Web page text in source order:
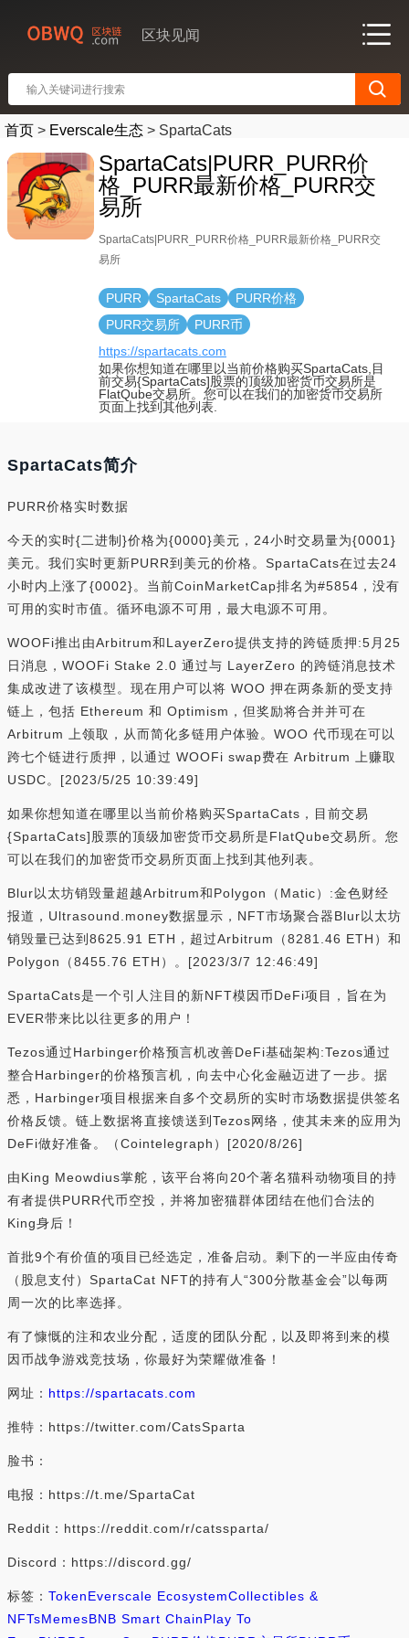
区块见闻
首页 > Everscale生态 > SpartaCats
SpartaCats|PURR_PURR价
格_PURR最新价格_PURR交
易所
SpartaCats|PURR_PURR价格_PURR最新价格_PURR交
易所
PURR SpartaCats
PURR价格
PURR交易所
PURR币
https://spartacats.com
如果你想知道在哪里以当前价格购买SpartaCats,目
前交易{SpartaCats]股票的顶级加密货币交易所是
FlatQube交易所。您可以在我们的加密货币交易所
页面上找到其他列表.
SpartaCats简介
PURR价格实时数据
今天的实时{二进制}价格为{0000}美元，24小时交易量为{0001}
美元。我们实时更新PURR到美元的价格。SpartaCats在过去24
小时内上涨了{0002}。当前CoinMarketCap排名为#5854，没有
可用的实时市值。循环电源不可用，最大电源不可用。
WOOFi推出由Arbitrum和LayerZero提供支持的跨链质押:5月25
日消息，WOOFi Stake 2.0 通过与 LayerZero 的跨链消息技术
集成改进了该模型。现在用户可以将 WOO 押在两条新的受支持
链上，包括 Ethereum 和 Optimism，但奖励将合并并可在
Arbitrum 上领取，从而简化多链用户体验。WOO 代币现在可以
跨七个链进行质押，以通过 WOOFi swap费在 Arbitrum 上赚取
USDC。[2023/5/25 10:39:49]
如果你想知道在哪里以当前价格购买SpartaCats，目前交易
{SpartaCats]股票的顶级加密货币交易所是FlatQube交易所。您
可以在我们的加密货币交易所页面上找到其他列表。
Blur以太坊销毁量超越Arbitrum和Polygon（Matic）:金色财经
报道，Ultrasound.money数据显示，NFT市场聚合器Blur以太坊
销毁量已达到8625.91 ETH，超过Arbitrum（8281.46 ETH）和
Polygon（8455.76 ETH）。[2023/3/7 12:46:49]
SpartaCats是一个引人注目的新NFT模因币DeFi项目，旨在为
EVER带来比以往更多的用户！
Tezos通过Harbinger价格预言机改善DeFi基础架构:Tezos通过
整合Harbinger的价格预言机，向去中心化金融迈进了一步。据
悉，Harbinger项目根据来自多个交易所的实时市场数据提供签名
价格反馈。链上数据将直接馈送到Tezos网络，使其未来的应用为
DeFi做好准备。（Cointelegraph）[2020/8/26]
由King Meowdius掌舵，该平台将向20个著名猫科动物项目的持
有者提供PURR代币空投，并将加密猫群体团结在他们合法的
King身后！
首批9个有价值的项目已经选定，准备启动。剩下的一半应由传奇
（股息支付）SpartaCat NFT的持有人“300分散基金会”以每两
周一次的比率选择。
有了慷慨的注和农业分配，适度的团队分配，以及即将到来的模
因币战争游戏竞技场，你最好为荣耀做准备！
网址： https://spartacats.com
推特：https://twitter.com/CatsSparta
脸书：
电报：https://t.me/SpartaCat
Reddit：https://reddit.com/r/catssparta/
Discord：https://discord.gg/
标签： TokenEverscale EcosystemCollectibles &
NFTsMemesBNB Smart ChainPlay To